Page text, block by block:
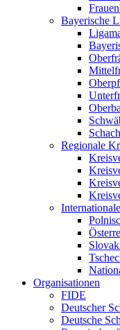
Bayerische
Regionale
Organisationen
FIDE
Deutscher
Deutsche